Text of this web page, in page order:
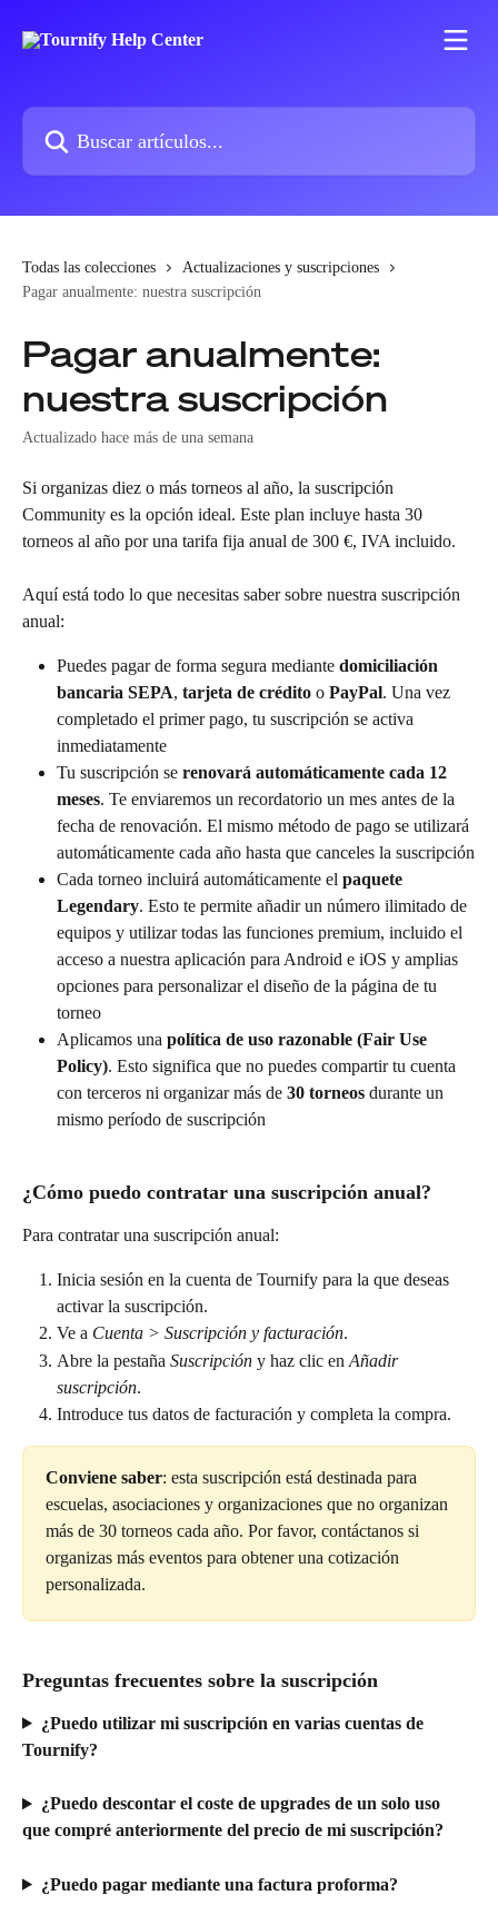
Buscar artículos...
Todas las colecciones
Actualizaciones y suscripciones
Pagar anualmente: nuestra suscripción
Pagar anualmente:
nuestra suscripción
Actualizado hace más de una semana
Si organizas diez o más torneos al año, la suscripción
Community es la opción ideal. Este plan incluye hasta 30
torneos al año por una tarifa fija anual de 300 €, IVA incluido.
Aquí está todo lo que necesitas saber sobre nuestra suscripción
anual:
Puedes pagar de forma segura mediante domiciliación
bancaria SEPA, tarjeta de crédito o PayPal. Una vez
completado el primer pago, tu suscripción se activa
inmediatamente
Tu suscripción se renovará automáticamente cada 12
meses. Te enviaremos un recordatorio un mes antes de la
fecha de renovación. El mismo método de pago se utilizará
automáticamente cada año hasta que canceles la suscripción
Cada torneo incluirá automáticamente el paquete
Legendary. Esto te permite añadir un número ilimitado de
equipos y utilizar todas las funciones premium, incluido el
acceso a nuestra aplicación para Android e iOS y amplias
opciones para personalizar el diseño de la página de tu
torneo
Aplicamos una política de uso razonable (Fair Use
Policy). Esto significa que no puedes compartir tu cuenta
con terceros ni organizar más de 30 torneos durante un
mismo período de suscripción
¿Cómo puedo contratar una suscripción anual?
Para contratar una suscripción anual:
Inicia sesión en la cuenta de Tournify para la que deseas
activar la suscripción.
Ve a Cuenta > Suscripción y facturación.
Abre la pestaña Suscripción y haz clic en Añadir
suscripción.
Introduce tus datos de facturación y completa la compra.
Conviene saber: esta suscripción está destinada para
escuelas, asociaciones y organizaciones que no organizan
más de 30 torneos cada año. Por favor, contáctanos si
organizas más eventos para obtener una cotización
personalizada.
Preguntas frecuentes sobre la suscripción
¿Puedo utilizar mi suscripción en varias cuentas de
Tournify?
¿Puedo descontar el coste de upgrades de un solo uso
que compré anteriormente del precio de mi suscripción?
¿Puedo pagar mediante una factura proforma?